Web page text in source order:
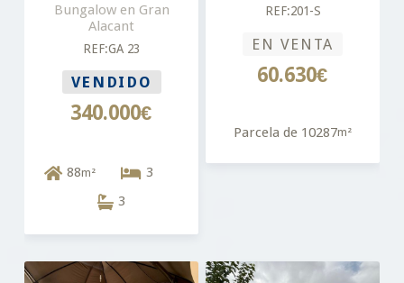
Bungalow en Gran
Alacant
REF:GA 23
VENDIDO
340.000€
88m²
3
3
REF:201-S
EN VENTA
60.630€
Parcela de 10287m²